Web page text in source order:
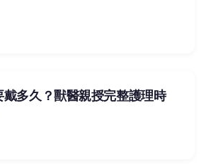
多久？獸醫親授完整護理時